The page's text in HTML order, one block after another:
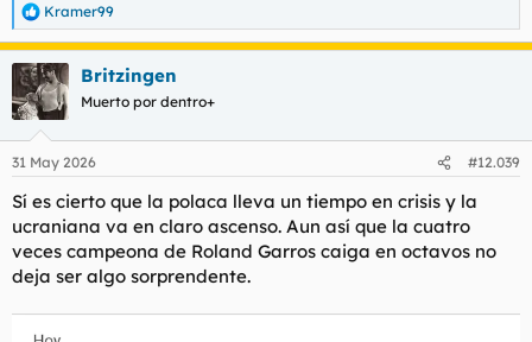
R
e
a
c
c
i
e
s
:
Kramer99
Britzingen
Muerto por dentro+
31 May 2026 #12.039
Sí es cierto que la polaca lleva un tiempo en crisis y la
ucraniana va en claro ascenso. Aun así que la cuatro
veces campeona de Roland Garros caiga en octavos no
deja ser algo sorprendente.